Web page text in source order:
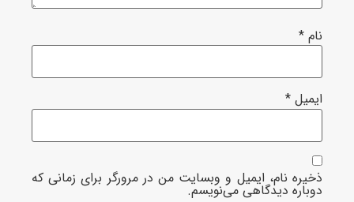
نام، ایمیل و وبسایت من در مرورگر برای زمانی که
دیدگاهی می‌نویسم.